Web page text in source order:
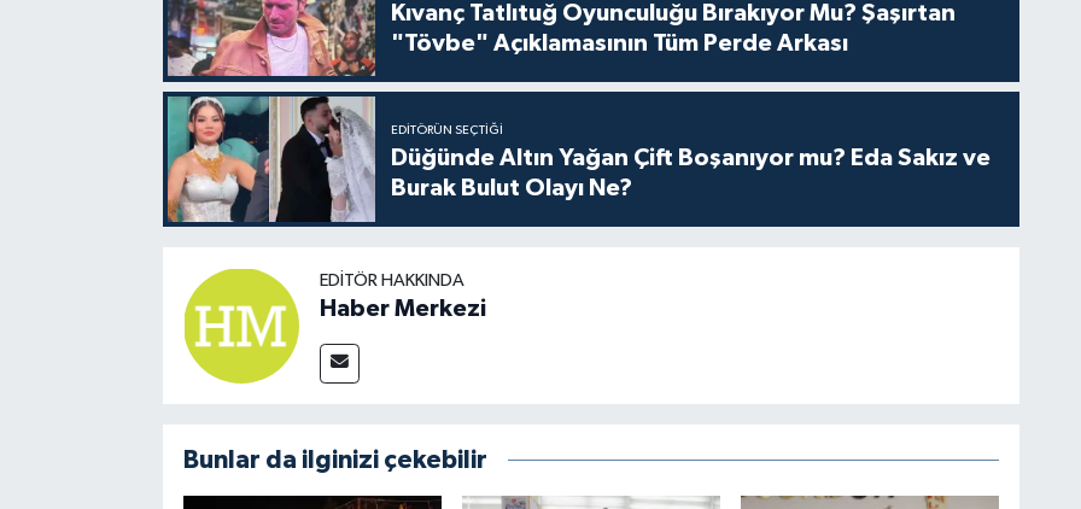
Kıvanç Tatlıtuğ Oyunculuğu Bırakıyor Mu? Şaşırtan
"Tövbe" Açıklamasının Tüm Perde Arkası
EDITÖRÜN SEÇTIĞI
Düğünde Altın Yağan Çift Boşanıyor mu? Eda Sakız ve
Burak Bulut Olayı Ne?
EDITÖR HAKKINDA
Haber Merkezi
Bunlar da ilginizi çekebilir